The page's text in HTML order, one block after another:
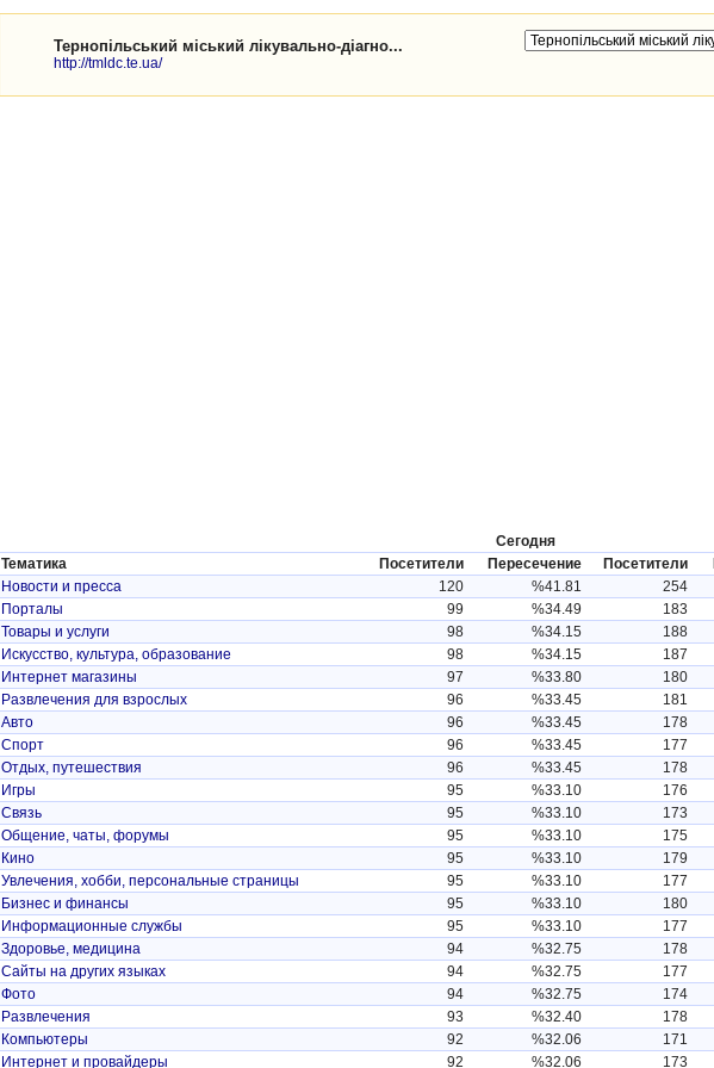
Тернопільський міський лікувально-діагно...
http://tmldc.te.ua/
Сегодня
Тематика
Посетители Пересечение Посетители
Новости и пресса
120 %41.81 254
Порталы
99 %34.49 183
Товары и услуги
98 %34.15 188
Искусство, культура, образование
98 %34.15 187
Интернет магазины
97 %33.80 180
Развлечения для взрослых
96 %33.45 181
Авто
96 %33.45 178
Спорт
96 %33.45 177
Отдых, путешествия
96 %33.45 178
Игры
95 %33.10 176
Связь
95 %33.10 173
Общение, чаты, форумы
95 %33.10 175
Кино
95 %33.10 179
Увлечения, хобби, персональные страницы
95 %33.10 177
Бизнес и финансы
95 %33.10 180
Информационные службы
95 %33.10 177
Здоровье, медицина
94 %32.75 178
Сайты на других языках
94 %32.75 177
Фото
94 %32.75 174
Развлечения
93 %32.40 178
Компьютеры
92 %32.06 171
Интернет и провайдеры
92 %32.06 173